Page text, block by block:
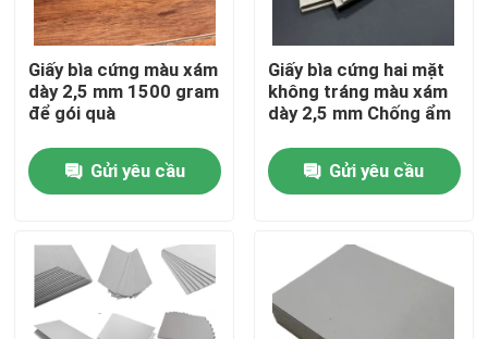
Trang chủ
Các sản phẩm
video
Giấy bìa cứng màu xám
dày 2,5 mm 1500 gram
để gói quà
Gửi yêu cầu
Giấy bìa cứng hai mặt
không tráng màu xám
dày 2,5 mm Chống ẩm
Gửi yêu cầu